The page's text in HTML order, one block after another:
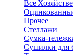
Все
Прочее
Стеллажи
Сумка-
Сушилки для